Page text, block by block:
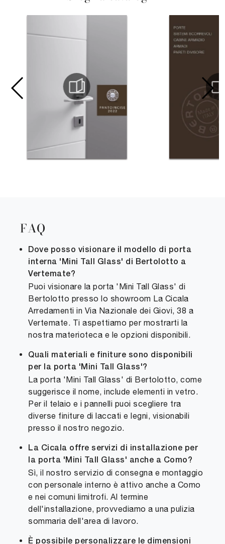
FAQ
Dove posso visionare il modello di porta
interna 'Mini Tall Glass' di Bertolotto a
Vertemate?
Puoi visionare la porta 'Mini Tall Glass' di
Bertolotto presso lo showroom La Cicala
Arredamenti in Via Nazionale dei Giovi, 38 a
Vertemate. Ti aspettiamo per mostrarti la
nostra materioteca e le opzioni disponibili.
Quali materiali e finiture sono disponibili
per la porta 'Mini Tall Glass'?
La porta 'Mini Tall Glass' di Bertolotto, come
suggerisce il nome, include elementi in vetro.
Per il telaio e i pannelli puoi scegliere tra
diverse finiture di laccati e legni, visionabili
presso il nostro negozio.
La Cicala offre servizi di installazione per
la porta 'Mini Tall Glass' anche a Como?
Sì, il nostro servizio di consegna e montaggio
con personale interno è attivo anche a Como
e nei comuni limitrofi. Al termine
dell'installazione, provvediamo a una pulizia
sommaria dell'area di lavoro.
È possibile personalizzare le dimensioni